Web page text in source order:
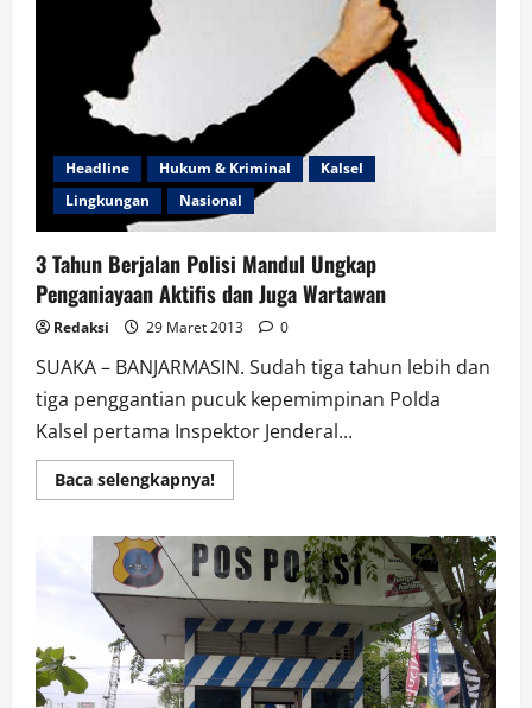
Headline Hukum & Kriminal
Kalsel
Lingkungan
Nasional
3 Tahun Berjalan Polisi Mandul Ungkap
Penganiayaan Aktifis dan Juga Wartawan
Redaksi 29 Maret 2013 0
SUAKA – BANJARMASIN. Sudah tiga tahun lebih dan
tiga penggantian pucuk kepemimpinan Polda
Kalsel pertama Inspektor Jenderal...
Baca selengkapnya!Read
more
Tahun
Berjalan
Polisi
Mandul
Penganiayaan
Aktifis
dan
Juga
Wartawan